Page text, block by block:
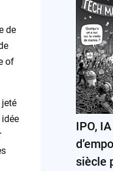
de
of
IPO,
siècle